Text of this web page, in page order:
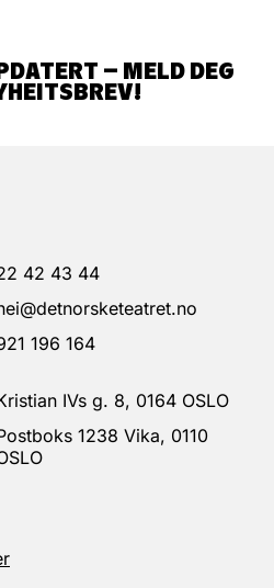
– MELD DEG
42 43 44
196 164
IVs g. 8, 0164 OSLO
1238 Vika, 0110